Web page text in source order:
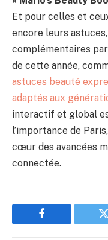
Et pour celles et
encore leurs
complémentaires
de cette année,
astuces beauté
adaptés aux
interactif et global
l’importance de
cœur des avancées
connectée.
Facebook